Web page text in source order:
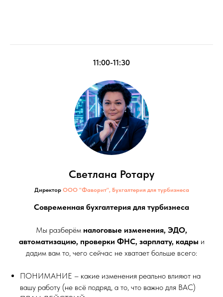
11:00-11:30
Светлана Ротару
Директор ООО "Фаворит", Бухгалтерия для турбизнеса
Современная бухгалтерия для турбизнеса
Мы разберём налоговые изменения, ЭДО,
автоматизацию, проверки ФНС, зарплату, кадры и
дадим вам то, чего сейчас не хватает больше всего:
ПОНИМАНИЕ – какие изменения реально влияют на
вашу работу (не всё подряд, а то, что важно для ВАС)